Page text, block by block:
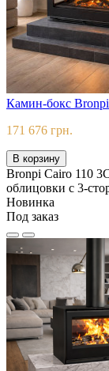
Камин-бокс
171 676 грн.
В корзину
Bronpi Cairo 110
облицовки с 3-
Новинка
Под заказ